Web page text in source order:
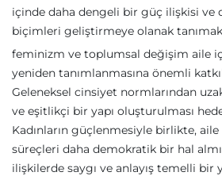
içinde daha dengeli bir güç ilişkisi ve
biçimleri geliştirmeye olanak
feminizm ve toplumsal değişim aile
yeniden tanımlanmasına önemli
Geleneksel cinsiyet normlarından
ve eşitlikçi bir yapı oluşturulması
Kadınların güçlenmesiyle birlikte,
süreçleri daha demokratik bir hal
ilişkilerde saygı ve anlayış temelli bir